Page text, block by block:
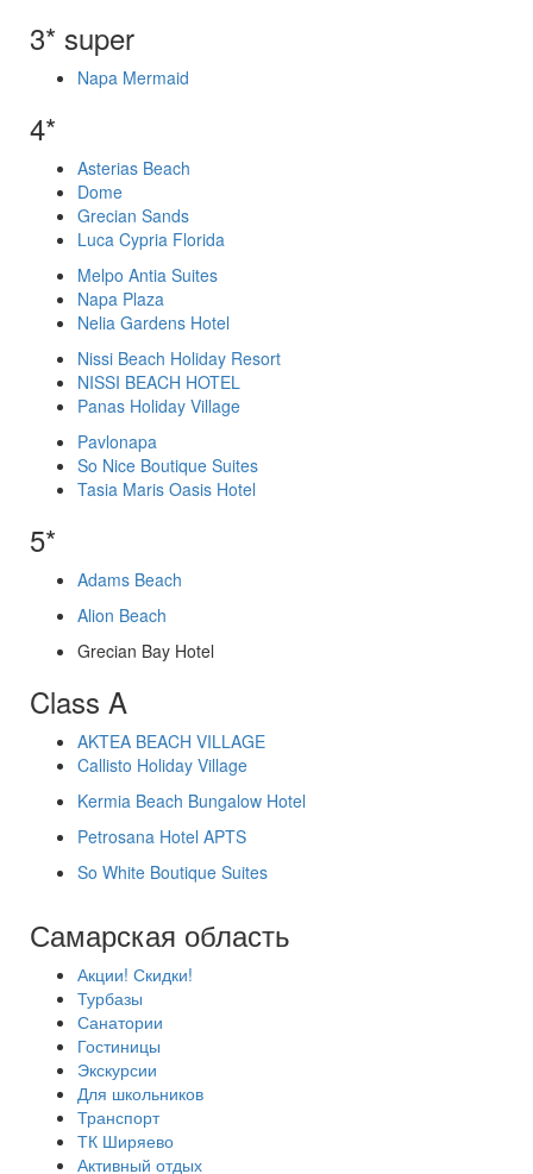
3* super
Napa Mermaid
4*
Asterias Beach
Dome
Grecian Sands
Luca Cypria Florida
Melpo Antia Suites
Napa Plaza
Nelia Gardens Hotel
Nissi Beach Holiday Resort
NISSI BEACH HOTEL
Panas Holiday Village
Pavlonapa
So Nice Boutique Suites
Tasia Maris Oasis Hotel
5*
Adams Beach
Alion Beach
Grecian Bay Hotel
Class A
AKTEA BEACH VILLAGE
Callisto Holiday Village
Kermia Beach Bungalow Hotel
Petrosana Hotel APTS
So White Boutique Suites
Самарская область
Акции! Скидки!
Турбазы
Санатории
Гостиницы
Экскурсии
Для школьников
Транспорт
ТК Ширяево
Активный отдых